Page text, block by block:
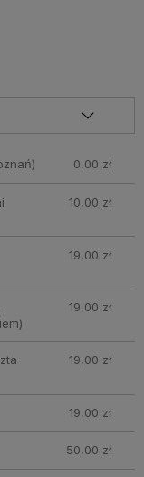
0,00 zł
10,00 zł
19,00 zł
19,00 zł
19,00 zł
19,00 zł
50,00 zł